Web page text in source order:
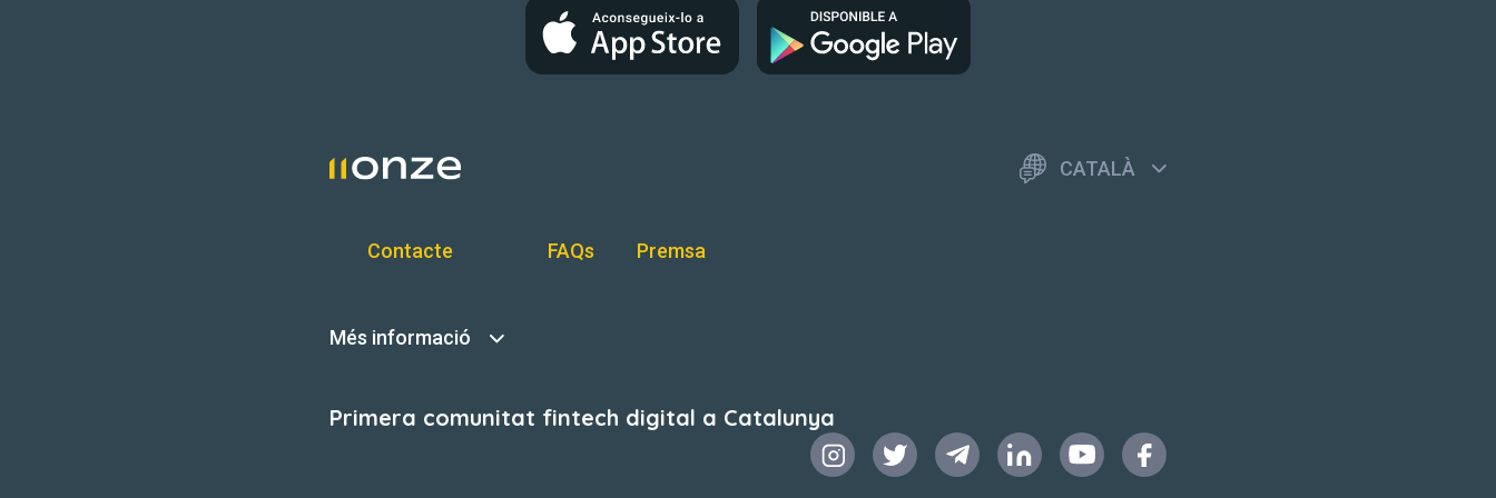
CATALÀ
Contacte FAQs Premsa
Més informació
Primera comunitat fintech digital a Catalunya